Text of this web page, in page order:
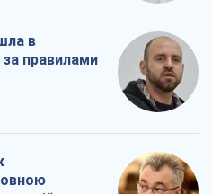
в
правилами